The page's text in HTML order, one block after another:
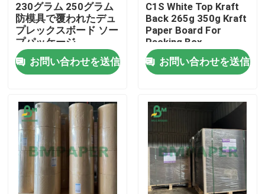
製品
企業情報
230グラム 250グラム
防模具で覆われたデュ
プレックスボード ソー
プパッケージ
700~900mm
お問い合わせを送信
C1S White Top Kraft
Back 265g 350g Kraft
Paper Board For
Packing Box
お問い合わせを送信